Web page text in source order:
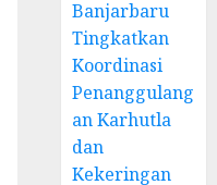
Banjarbaru
Tingkatkan
Koordinasi
Penanggulang
an Karhutla
dan
Kekeringan